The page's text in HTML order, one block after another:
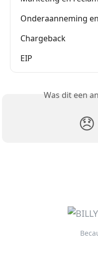
Onderaanneming
Chargeback
EIP
Was dit een
😞